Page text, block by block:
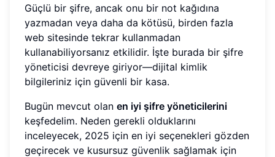
Güçlü bir şifre, ancak onu bir not kağıdına
yazmadan veya daha da kötüsü, birden fazla
web sitesinde tekrar kullanmadan
kullanabiliyorsanız etkilidir. İşte burada bir şifre
yöneticisi devreye giriyor—dijital kimlik
bilgileriniz için güvenli bir kasa.
Bugün mevcut olan en iyi şifre yöneticilerini
keşfedelim. Neden gerekli olduklarını
inceleyecek, 2025 için en iyi seçenekleri gözden
geçirecek ve kusursuz güvenlik sağlamak için